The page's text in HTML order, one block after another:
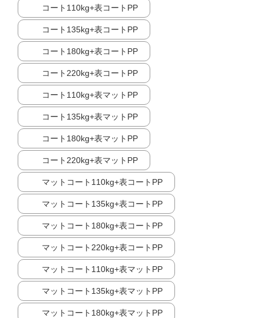
コート110kg+表コートPP
コート135kg+表コートPP
コート180kg+表コートPP
コート220kg+表コートPP
コート110kg+表マットPP
コート135kg+表マットPP
コート180kg+表マットPP
コート220kg+表マットPP
マットコート110kg+表コートPP
マットコート135kg+表コートPP
マットコート180kg+表コートPP
マットコート220kg+表コートPP
マットコート110kg+表マットPP
マットコート135kg+表マットPP
マットコート180kg+表マットPP